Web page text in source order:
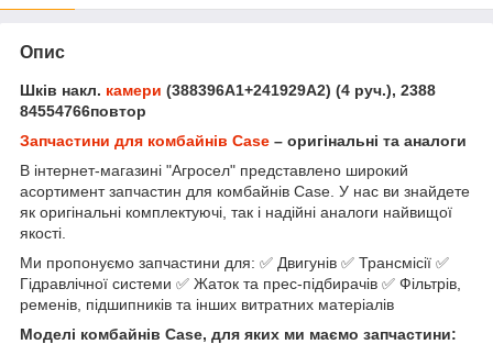
Опис
Шків накл. камери (388396A1+241929A2) (4 руч.), 2388
84554766повтор
Запчастини для комбайнів Case – оригінальні та аналоги
В інтернет-магазині "Агросел" представлено широкий
асортимент запчастин для комбайнів Case. У нас ви знайдете
як оригінальні комплектуючі, так і надійні аналоги найвищої
якості.
Ми пропонуємо запчастини для: ✅ Двигунів ✅ Трансмісії ✅
Гідравлічної системи ✅ Жаток та прес-підбирачів ✅ Фільтрів,
ременів, підшипників та інших витратних матеріалів
Моделі комбайнів Case, для яких ми маємо запчастини: